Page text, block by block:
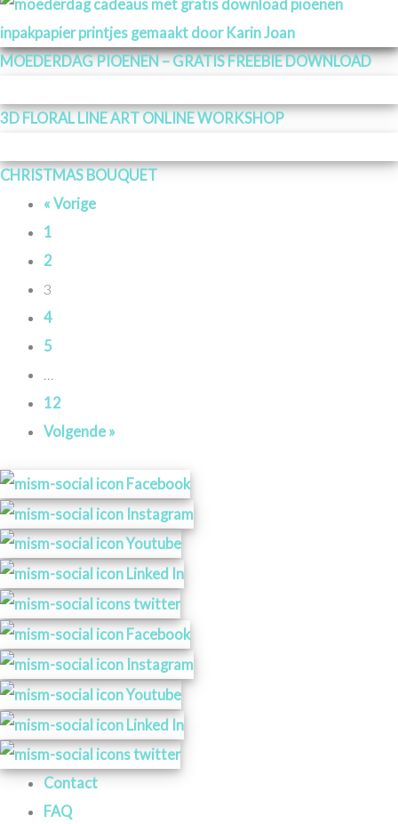
MOEDERDAG PIOENEN – GRATIS FREEBIE DOWNLOAD
3D FLORAL LINE ART ONLINE WORKSHOP
CHRISTMAS BOUQUET
« Vorige
1
2
3
4
5
…
12
Volgende »
Contact
FAQ